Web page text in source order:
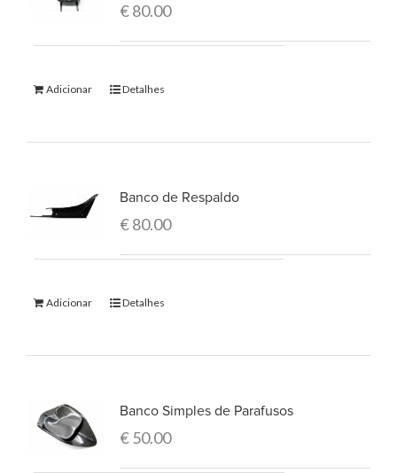
€80.00
Adicionar Detalhes
Banco de Respaldo
€80.00
Adicionar Detalhes
Banco Simples de Parafusos
€50.00